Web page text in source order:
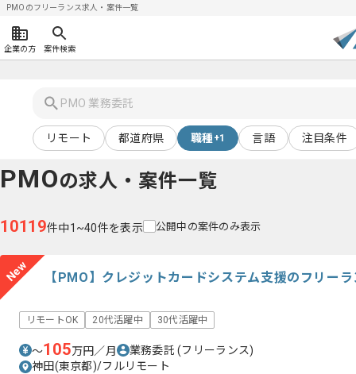
PMOのフリーランス求人・案件一覧
企業の方 案件検索
リモート 都道府県 職種 +1 言語 注目条件
PMOの求人・案件一覧
10119件中1~40件を表示 公開中の案件のみ表示
New 【PMO】クレジットカードシステム支援のフリー
リモートOK 20代活躍中 30代活躍中
〜105万円／月 業務委託(フリーランス)
神田(東京都)/フルリモート